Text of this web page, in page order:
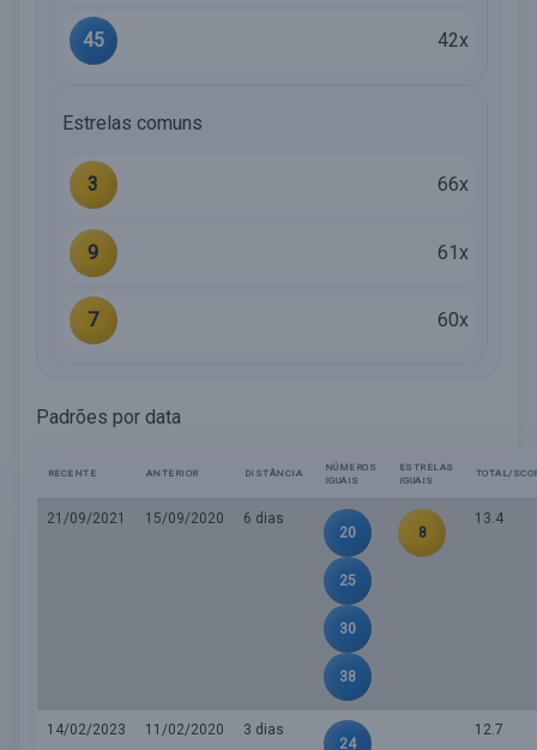
45 42x
Estrelas comuns
3 66x
9 61x
7 60x
Padrões por data
RECENTE ANTERIOR DISTÂNCIA
NÚMEROS
IGUAIS
ESTRELAS
IGUAIS
TOTAL/
21/09/2021 15/09/2020
6 dias
20
25
30
38
8
13.4
14/02/2023 11/02/2020
3 dias
24
12.7